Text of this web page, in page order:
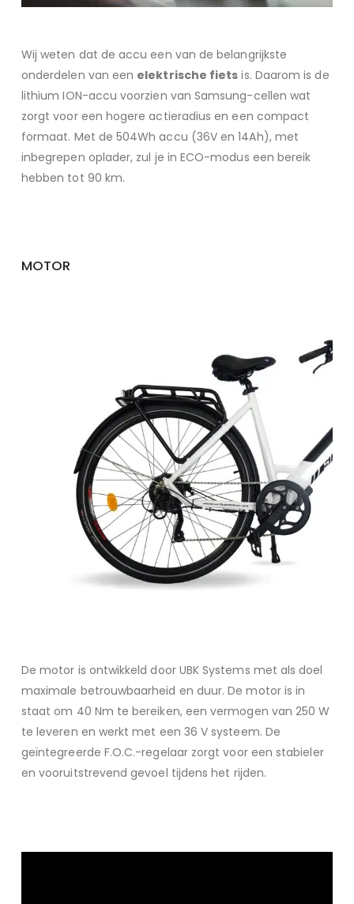
Wij weten dat de accu een van de belangrijkste
onderdelen van een elektrische fiets is. Daarom is de
lithium ION-accu voorzien van Samsung-cellen wat
zorgt voor een hogere actieradius en een compact
formaat. Met de 504Wh accu (36V en 14Ah), met
inbegrepen oplader, zul je in ECO-modus een bereik
hebben tot 90 km.
MOTOR
De motor is ontwikkeld door UBK Systems met als doel
maximale betrouwbaarheid en duur. De motor is in
staat om 40 Nm te bereiken, een vermogen van 250 W
te leveren en werkt met een 36 V systeem. De
geïntegreerde F.O.C.-regelaar zorgt voor een stabieler
en vooruitstrevend gevoel tijdens het rijden.